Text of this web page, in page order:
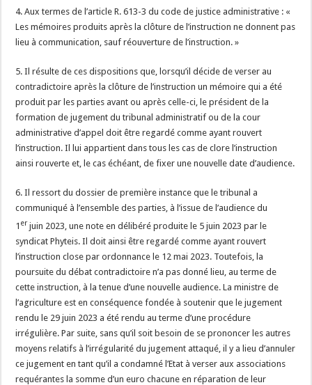
4. Aux termes de l’article R. 613-3 du code de justice administrative : «
Les mémoires produits après la clôture de l’instruction ne donnent pas
lieu à communication, sauf réouverture de l’instruction. »
5. Il résulte de ces dispositions que, lorsqu’il décide de verser au
contradictoire après la clôture de l’instruction un mémoire qui a été
produit par les parties avant ou après celle-ci, le président de la
formation de jugement du tribunal administratif ou de la cour
administrative d’appel doit être regardé comme ayant rouvert
l’instruction. Il lui appartient dans tous les cas de clore l’instruction
ainsi rouverte et, le cas échéant, de fixer une nouvelle date d’audience.
6. Il ressort du dossier de première instance que le tribunal a
communiqué à l’ensemble des parties, à l’issue de l’audience du
1 er juin 2023, une note en délibéré produite le 5 juin 2023 par le
syndicat Phyteis. Il doit ainsi être regardé comme ayant rouvert
l’instruction close par ordonnance le 12 mai 2023. Toutefois, la
poursuite du débat contradictoire n’a pas donné lieu, au terme de
cette instruction, à la tenue d’une nouvelle audience. La ministre de
l’agriculture est en conséquence fondée à soutenir que le jugement
rendu le 29 juin 2023 a été rendu au terme d’une procédure
irrégulière. Par suite, sans qu’il soit besoin de se prononcer les autres
moyens relatifs à l’irrégularité du jugement attaqué, il y a lieu d’annuler
ce jugement en tant qu’il a condamné l’Etat à verser aux associations
requérantes la somme d’un euro chacune en réparation de leur